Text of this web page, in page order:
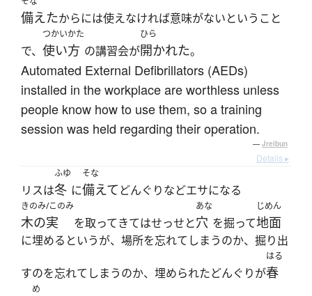
備えたからには使えなければ意味がないということ
で、
つかいかた
使い方 の講習会が
ひら
開かれた。
Automated External Defibrillators (AEDs)
installed in the workplace are worthless unless
people know how to use them, so a training
session was held regarding their operation.
— Jreibun
Details ▸
リスは
ふゆ
冬 に
そな
備えてどんぐりなどエサになる
きのみ/このみ
木の実 を取ってきてはせっせと
あな
穴 を掘って
じめん
地面
に埋めるというが、場所を忘れてしまうのか、掘り出
すのを忘れてしまうのか、埋められたどんぐりが
はる
春
め